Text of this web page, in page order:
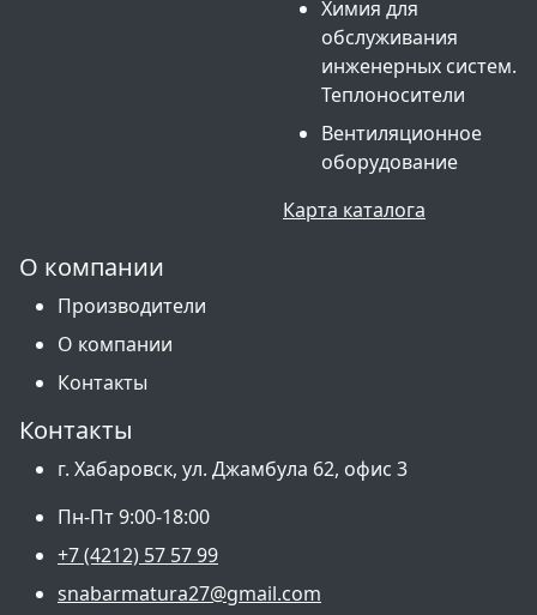
Химия для
обслуживания
инженерных систем.
Теплоносители
Вентиляционное
оборудование
Карта каталога
О компании
Производители
О компании
Контакты
Контакты
г. Хабаровск, ул. Джамбула 62, офис 3
Пн-Пт 9:00-18:00
+7 (4212) 57 57 99
snabarmatura27@gmail.com